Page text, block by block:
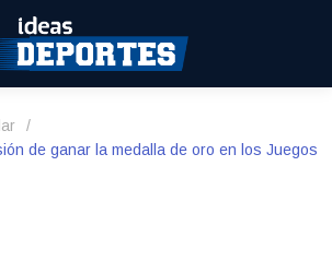
/
de ganar la medalla de oro en los Juegos